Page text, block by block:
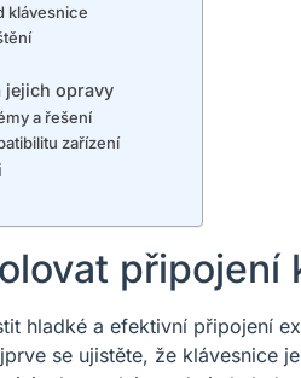
klávesnice
jejich opravy
a řešení
zařízení
připojení
hladké a efektivní připojení
se ujistěte, že klávesnice